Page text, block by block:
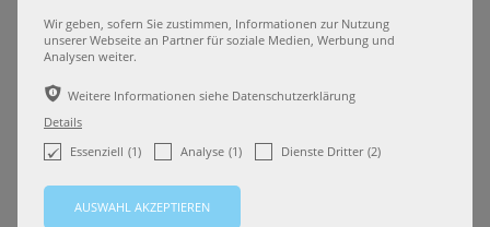
29 Oktober 2020, 00:00
Seit dieser Saison
und die U17
FC Wegberg Beeck.
Etwas professioneller
ausgedrückt: Wir sind gleich bei zwei Mannschaften
Trikotsponsor. Die U10 spi ...
Wir geben, sofern Sie zustimmen, Informationen zur Nutzung
unserer Webseite an Partner für soziale Medien, Werbung und
Analysen weiter.
ѣ Weitere Informationen siehe Datenschutzerklärung
Details
Essenziell (1) Analyse (1) Dienste Dritter (2)